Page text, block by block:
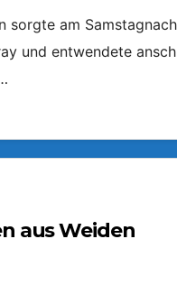
am
und entwendete
aus Weiden